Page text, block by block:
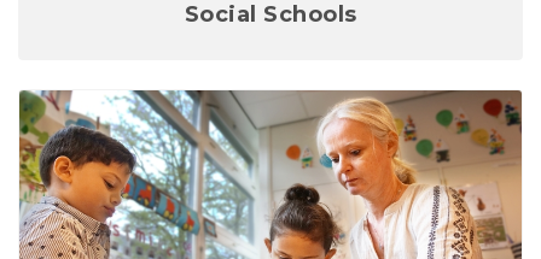
Social Schools